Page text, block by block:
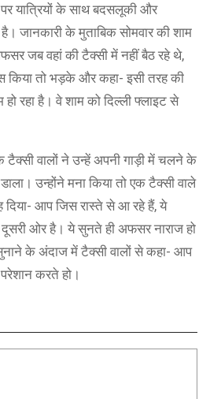
पर यात्रियों के साथ बदसलूकी और
है। जानकारी के मुताबिक सोमवार की शाम
जब वहां की टैक्सी में नहीं बैठ रहे थे,
किया तो भड़के और कहा- इसी तरह की
रहा है। वे शाम को दिल्ली फ्लाइट से
टैक्सी वालों ने उन्हें अपनी गाड़ी में चलने के
उन्होंने मना किया तो एक टैक्सी वाले
आप जिस रास्ते से आ रहे हैं, ये
ओर है। ये सुनते ही अफसर नाराज हो
के अंदाज में टैक्सी वालों से कहा- आप
परेशान करते हो।